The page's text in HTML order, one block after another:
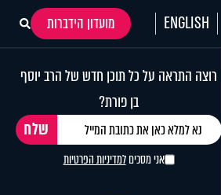
ENGLISH
מועדון הידברות
רוצה התראה על כל תוכן חדש של הרב יוסף
בן פורת?
אני מסכיםלמדיניות הפרטיות